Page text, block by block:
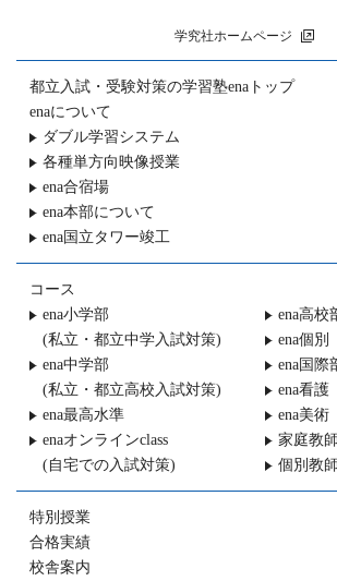
学究社ホームページ
都立入試・受験対策の学習塾enaトップ
enaについて
ダブル学習システム
各種単方向映像授業
ena合宿場
ena本部について
ena国立タワー竣工
コース
ena小学部
(私立・都立中学入試対策)
ena中学部
(私立・都立高校入試対策)
ena最高水準
enaオンラインclass
(自宅での入試対策)
ena高校
ena個別
ena国際
ena看護
ena美術
家庭教
個別教
特別授業
合格実績
校舎案内